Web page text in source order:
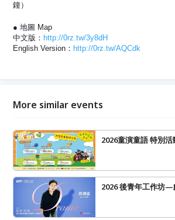
鐘）
● 地圖 Map
中文版： http://0rz.tw/3y8dH
English Version： http://0rz.tw/AQCdk
More similar events
2026童演童語 特別活
2026 後青年工作坊—